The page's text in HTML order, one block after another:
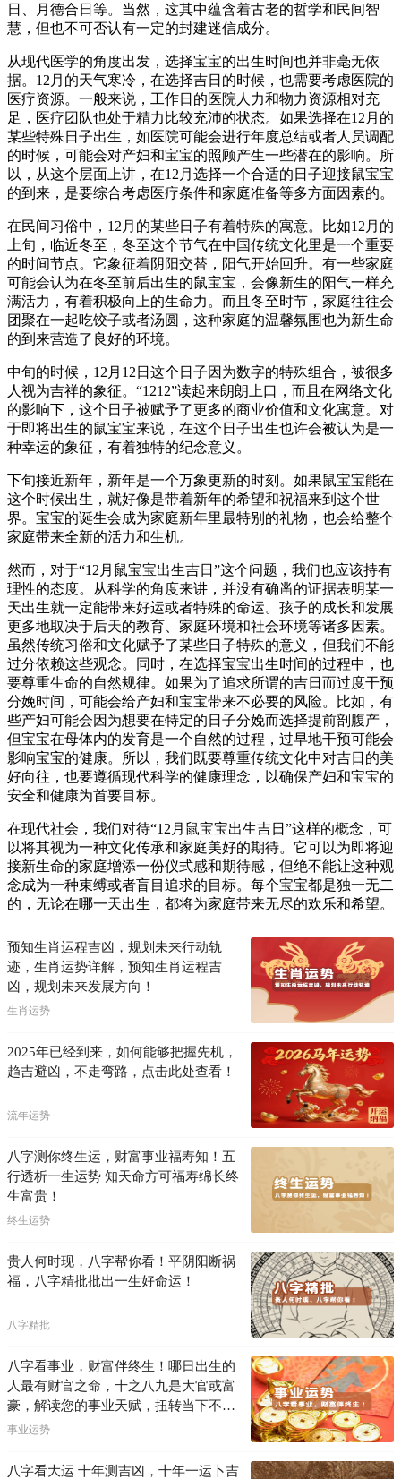
日、月德合日等。当然，这其中蕴含着古老的哲学和民间智
慧，但也不可否认有一定的封建迷信成分。
从现代医学的角度出发，选择宝宝的出生时间也并非毫无依
据。12月的天气寒冷，在选择吉日的时候，也需要考虑医院的
医疗资源。一般来说，工作日的医院人力和物力资源相对充
足，医疗团队也处于精力比较充沛的状态。如果选择在12月的
某些特殊日子出生，如医院可能会进行年度总结或者人员调配
的时候，可能会对产妇和宝宝的照顾产生一些潜在的影响。所
以，从这个层面上讲，在12月选择一个合适的日子迎接鼠宝宝
的到来，是要综合考虑医疗条件和家庭准备等多方面因素的。
在民间习俗中，12月的某些日子有着特殊的寓意。比如12月的
上旬，临近冬至，冬至这个节气在中国传统文化里是一个重要
的时间节点。它象征着阴阳交替，阳气开始回升。有一些家庭
可能会认为在冬至前后出生的鼠宝宝，会像新生的阳气一样充
满活力，有着积极向上的生命力。而且冬至时节，家庭往往会
团聚在一起吃饺子或者汤圆，这种家庭的温馨氛围也为新生命
的到来营造了良好的环境。
中旬的时候，12月12日这个日子因为数字的特殊组合，被很多
人视为吉祥的象征。“1212”读起来朗朗上口，而且在网络文化
的影响下，这个日子被赋予了更多的商业价值和文化寓意。对
于即将出生的鼠宝宝来说，在这个日子出生也许会被认为是一
种幸运的象征，有着独特的纪念意义。
下旬接近新年，新年是一个万象更新的时刻。如果鼠宝宝能在
这个时候出生，就好像是带着新年的希望和祝福来到这个世
界。宝宝的诞生会成为家庭新年里最特别的礼物，也会给整个
家庭带来全新的活力和生机。
然而，对于“12月鼠宝宝出生吉日”这个问题，我们也应该持有
理性的态度。从科学的角度来讲，并没有确凿的证据表明某一
天出生就一定能带来好运或者特殊的命运。孩子的成长和发展
更多地取决于后天的教育、家庭环境和社会环境等诸多因素。
虽然传统习俗和文化赋予了某些日子特殊的意义，但我们不能
过分依赖这些观念。同时，在选择宝宝出生时间的过程中，也
要尊重生命的自然规律。如果为了追求所谓的吉日而过度干预
分娩时间，可能会给产妇和宝宝带来不必要的风险。比如，有
些产妇可能会因为想要在特定的日子分娩而选择提前剖腹产，
但宝宝在母体内的发育是一个自然的过程，过早地干预可能会
影响宝宝的健康。所以，我们既要尊重传统文化中对吉日的美
好向往，也要遵循现代科学的健康理念，以确保产妇和宝宝的
安全和健康为首要目标。
在现代社会，我们对待“12月鼠宝宝出生吉日”这样的概念，可
以将其视为一种文化传承和家庭美好的期待。它可以为即将迎
接新生命的家庭增添一份仪式感和期待感，但绝不能让这种观
念成为一种束缚或者盲目追求的目标。每个宝宝都是独一无二
的，无论在哪一天出生，都将为家庭带来无尽的欢乐和希望。
预知生肖运程吉凶，规划未来行动轨
迹，生肖运势详解，预知生肖运程吉
凶，规划未来发展方向！
生肖运势
2025年已经到来，如何能够把握先机，
趋吉避凶，不走弯路，点击此处查看！
流年运势
八字测你终生运，财富事业福寿知！五
行透析一生运势 知天命方可福寿绵长终
生富贵！
终生运势
贵人何时现，八字帮你看！平阴阳断祸
福，八字精批批出一生好命运！
八字精批
八字看事业，财富伴终生！哪日出生的
人最有财官之命，十之八九是大官或富
豪，解读您的事业天赋，扭转当下不利
困局！！
事业运势
八字看大运 十年测吉凶，十年一运卜吉